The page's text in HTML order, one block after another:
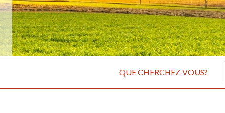
QUE CHERCHEZ-VOUS?